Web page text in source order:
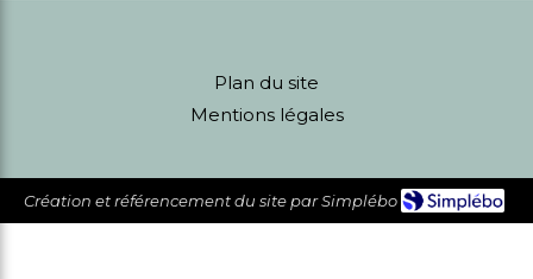
Plan du site
Mentions légales
Création et référencement du site par Simplébo